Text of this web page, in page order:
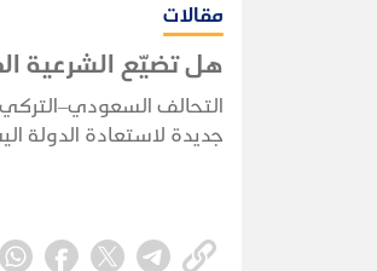
مقالات
هل تضيّع الشرعية
التحالف
جديدة لاستعادة الدولة